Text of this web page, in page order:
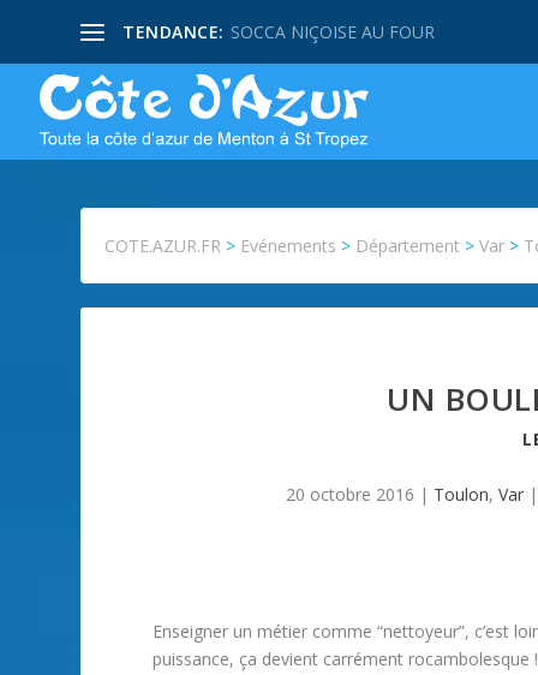
TENDANCE: SOCCA NIÇOISE AU FOUR
COTE.AZUR.FR > Evénements > Département >Var >
UN
20 octobre 2016 | Toulon, Var
Enseigner un métier comme “nettoyeur”, c’est
puissance, ça devient carrément rocambolesque !